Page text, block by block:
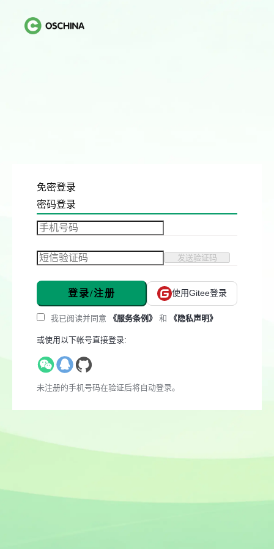
免密登录
密码登录
发送验证码
登录/注册 使用Gitee登录
我已阅读并同意 《服务条例》 和 《隐私声明》
或使用以下帐号直接登录:
未注册的手机号码在验证后将自动登录。